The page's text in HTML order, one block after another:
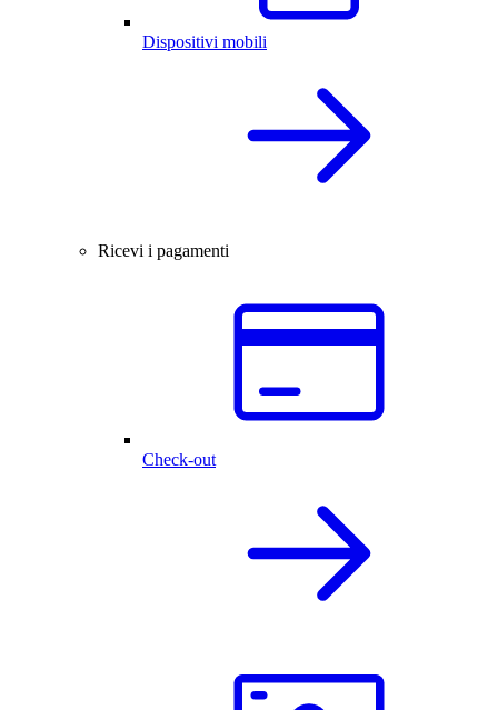
Dispositivi mobili
Ricevi i pagamenti
Check-out